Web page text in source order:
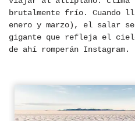
brutalmente frío. Cuando
enero y marzo), el salar
gigante que refleja el
de ahí romperán Instagram.